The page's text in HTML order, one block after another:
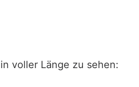
voller Länge zu sehen: